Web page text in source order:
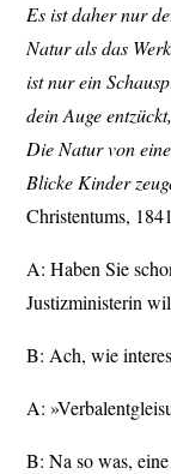
Es ist daher nur
Natur als das
ist nur ein
dein Auge
Die Natur von
Blicke Kinder
Christentums,
A: Haben Sie
Justizministerin
B: Ach, wie
A:
B: Na so was,